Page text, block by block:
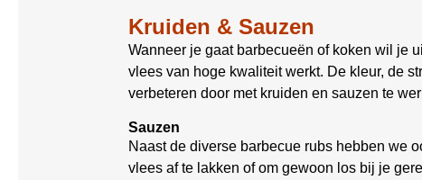
Kruiden & Sauzen
Wanneer je gaat barbecueën of koken wil je
vlees van hoge kwaliteit werkt. De kleur, de
verbeteren door met kruiden en sauzen te
Sauzen
Naast de diverse barbecue rubs hebben we
vlees af te lakken of om gewoon los bij je